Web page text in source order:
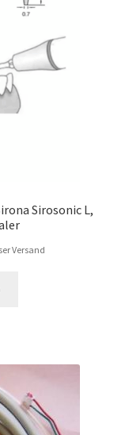
Sirosonic L,
Versand